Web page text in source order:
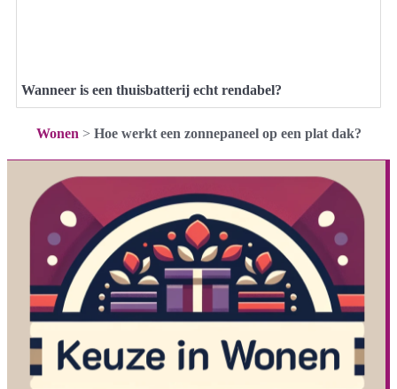
Wanneer is een thuisbatterij echt rendabel?
Wonen > Hoe werkt een zonnepaneel op een plat dak?